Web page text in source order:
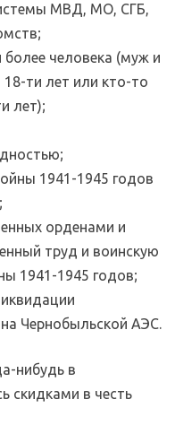
МВД, МО, СГБ,
более человека (муж и
18-ти лет или кто-то
лет);
1941-1945 годов
орденами и
труд и воинскую
1941-1945 годов;
Чернобыльской АЭС.
нибудь в
скидками в честь